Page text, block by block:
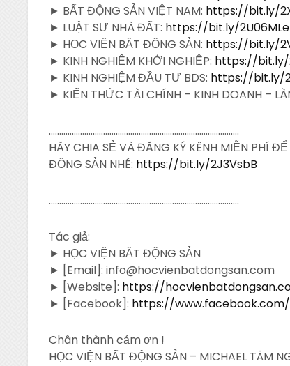
► BẤT ĐỘNG SẢN VIỆT NAM: https://bit.ly/
► LUẬT SƯ NHÀ ĐẤT: https://bit.ly/2U06MLe
► HỌC VIỆN BẤT ĐỘNG SẢN: https://bit.ly/
► KINH NGHIỆM KHỞI NGHIỆP: https://bit.ly/
► KINH NGHIỆM ĐẦU TƯ BDS: https://bit.ly/
► KIẾN THỨC TÀI CHÍNH – KINH DOANH –
……………………………………………………………………………….
HÃY CHIA SẺ VÀ ĐĂNG KÝ KÊNH MIỄN PHÍ
ĐỘNG SẢN NHÉ: https://bit.ly/2J3VsbB
……………………………………………………………………………….
Tác giả:
► HỌC VIỆN BẤT ĐỘNG SẢN
► [Email]: info@hocvienbatdongsan.com
► [Website]: https://
► [Facebook]: https://
Chân thành cảm ơn !
HỌC VIỆN BẤT ĐỘNG SẢN – MICHAEL TÂM